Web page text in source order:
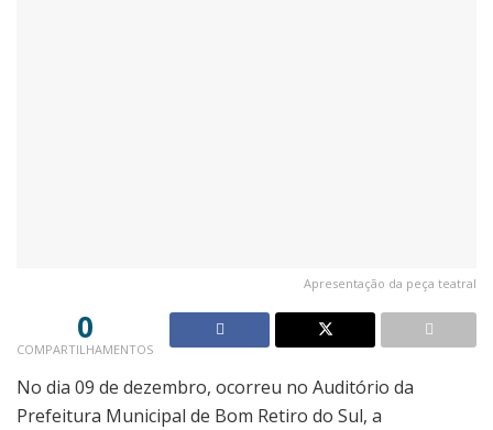
Apresentação da peça teatral
0
COMPARTILHAMENTOS
No dia 09 de dezembro, ocorreu no Auditório da
Prefeitura Municipal de Bom Retiro do Sul, a